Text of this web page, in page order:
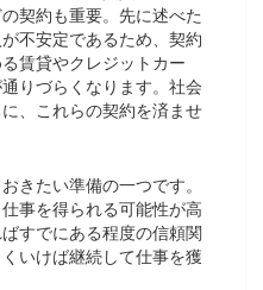
契約も重要。先に述べた
不安定であるため、契約
賃貸やクレジットカー
りづらくなります。社会
、これらの契約を済ませ
きたい準備の一つです。
事を得られる可能性が高
すでにある程度の信頼関
いけば継続して仕事を獲